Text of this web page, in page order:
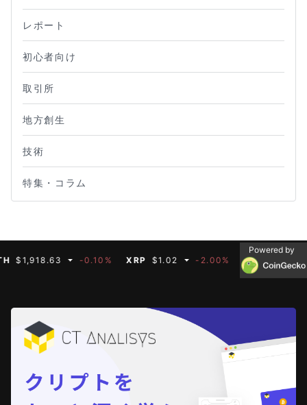
レポート
初心者向け
取引所
地方創生
技術
特集・コラム
-0.10% XRP $1.02 -2.00% BNB $592.66
Powered by